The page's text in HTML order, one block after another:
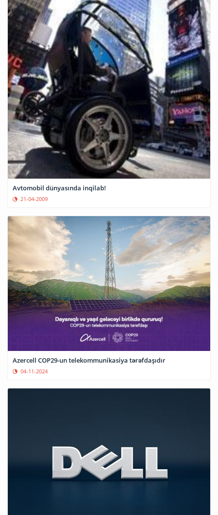
Avtomobil dünyasında inqilab!
21-04-2009
Azercell COP29-un telekommunikasiya tərəfdaşıdır
04-11-2024